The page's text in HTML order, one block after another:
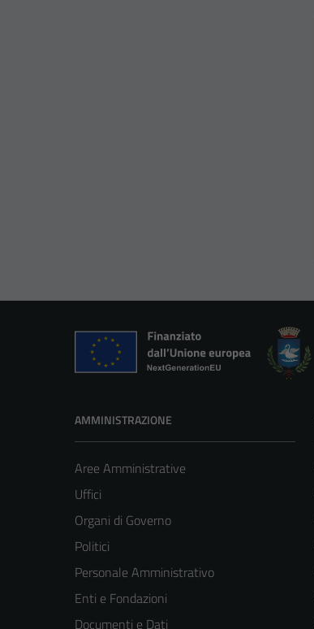
AMMINISTRAZIONE
Aree Amministrative
Uffici
Organi di Governo
Politici
Personale Amministrativo
Enti e Fondazioni
Documenti e Dati